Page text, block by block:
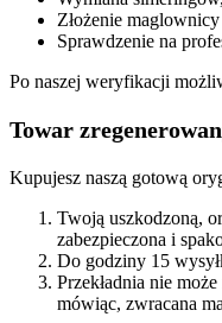
Złożenie
Sprawdzenie na
Po naszej weryfikacji
Towar
Kupujesz naszą gotową
Twoją uszkodzoną,
zabezpieczona i
Do godziny 15
Przekładnia nie
mówiąc, zwracana